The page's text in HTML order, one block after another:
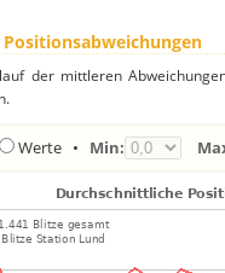
der mittleren
Werte • Min: